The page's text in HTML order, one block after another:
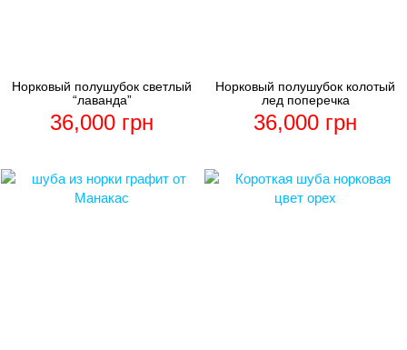
Норковый полушубок колотый
лед поперечка
36,000 грн
Норковый полушубок светлый
“лаванда”
36,000 грн